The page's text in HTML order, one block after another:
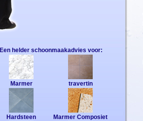
Een helder schoonmaakadvies voor:
Marmer travertin
Hardsteen Marmer Composiet